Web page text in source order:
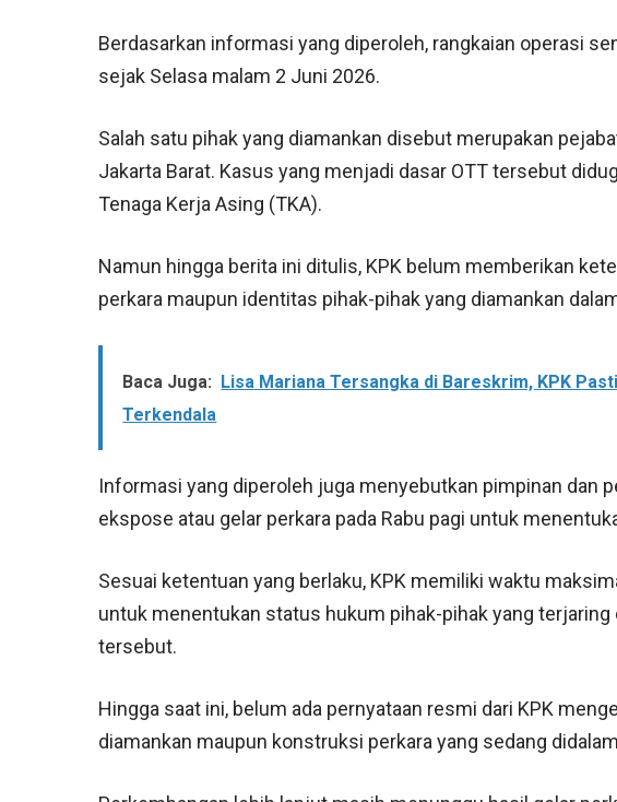
Berdasarkan informasi yang diperoleh, rangkaian operasi
sejak Selasa malam 2 Juni 2026.
Salah satu pihak yang diamankan disebut merupakan
Jakarta Barat. Kasus yang menjadi dasar OTT tersebut
Tenaga Kerja Asing (TKA).
Namun hingga berita ini ditulis, KPK belum memberikan
perkara maupun identitas pihak-pihak yang diamankan
Baca Juga:
Lisa Mariana Tersangka di Bareskrim, KPK
Terkendala
Informasi yang diperoleh juga menyebutkan pimpinan dan
ekspose atau gelar perkara pada Rabu pagi untuk
Sesuai ketentuan yang berlaku, KPK memiliki waktu
untuk menentukan status hukum pihak-pihak yang terjaring
tersebut.
Hingga saat ini, belum ada pernyataan resmi dari KPK
diamankan maupun konstruksi perkara yang sedang